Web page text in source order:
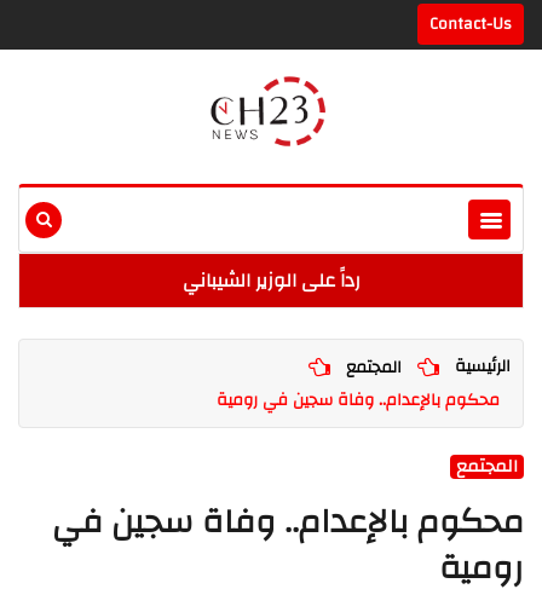
Contact-Us
رداً على الوزير الشيباني
الرئيسية
المجتمع
محكوم بالإعدام.. وفاة سجين في رومية
المجتمع
محكوم بالإعدام.. وفاة سجين في
رومية